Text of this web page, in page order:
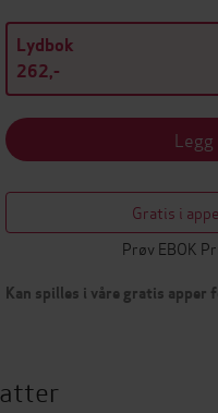
Lydbok
262,-
Legg
Gratis i
Prøv EBOK
Kan spilles i våre gratis apper